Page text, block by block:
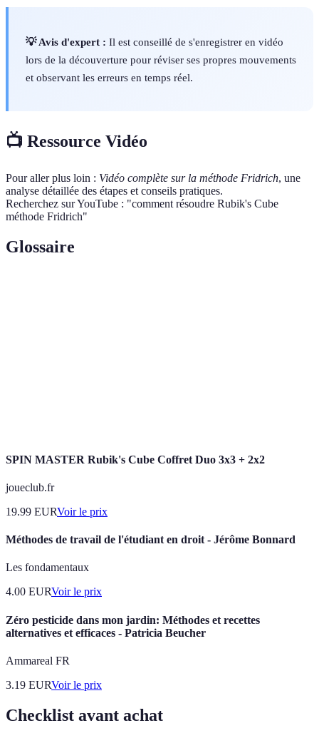
💡 Avis d'expert : Il est conseillé de s'enregistrer en vidéo
lors de la découverture pour réviser ses propres mouvements
et observant les erreurs en temps réel.
📺 Ressource Vidéo
Pour aller plus loin : Vidéo complète sur la méthode Fridrich, une
analyse détaillée des étapes et conseils pratiques.
Recherchez sur YouTube : "comment résoudre Rubik's Cube
méthode Fridrich"
Glossaire
SPIN MASTER Rubik's Cube Coffret Duo 3x3 + 2x2
joueclub.fr
19.99 EURVoir le prix
Méthodes de travail de l'étudiant en droit - Jérôme Bonnard
Les fondamentaux
4.00 EURVoir le prix
Zéro pesticide dans mon jardin: Méthodes et recettes
alternatives et efficaces - Patricia Beucher
Ammareal FR
3.19 EURVoir le prix
Checklist avant achat